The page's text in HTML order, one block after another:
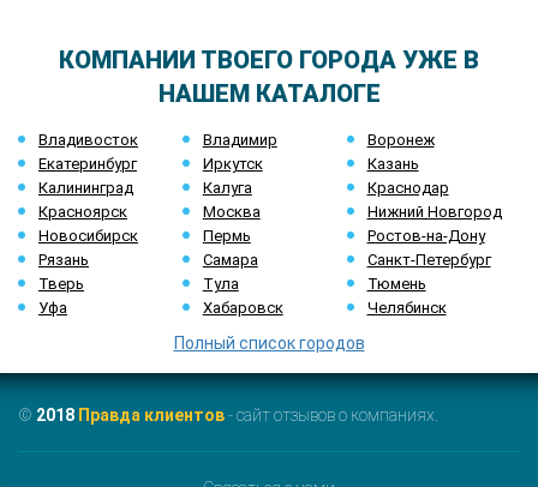
КОМПАНИИ ТВОЕГО ГОРОДА УЖЕ В
НАШЕМ КАТАЛОГЕ
Владивосток Владимир
Воронеж
Екатеринбург
Иркутск
Казань
Калининград
Калуга
Краснодар
Красноярск
Москва
Нижний Новгород
Новосибирск
Пермь
Ростов-на-Дону
Рязань
Самара
Санкт-Петербург
Тверь
Тула
Тюмень
Уфа
Хабаровск Челябинск
Полный список городов
© 2018 Правда клиентов- сайт отзывов о компаниях.